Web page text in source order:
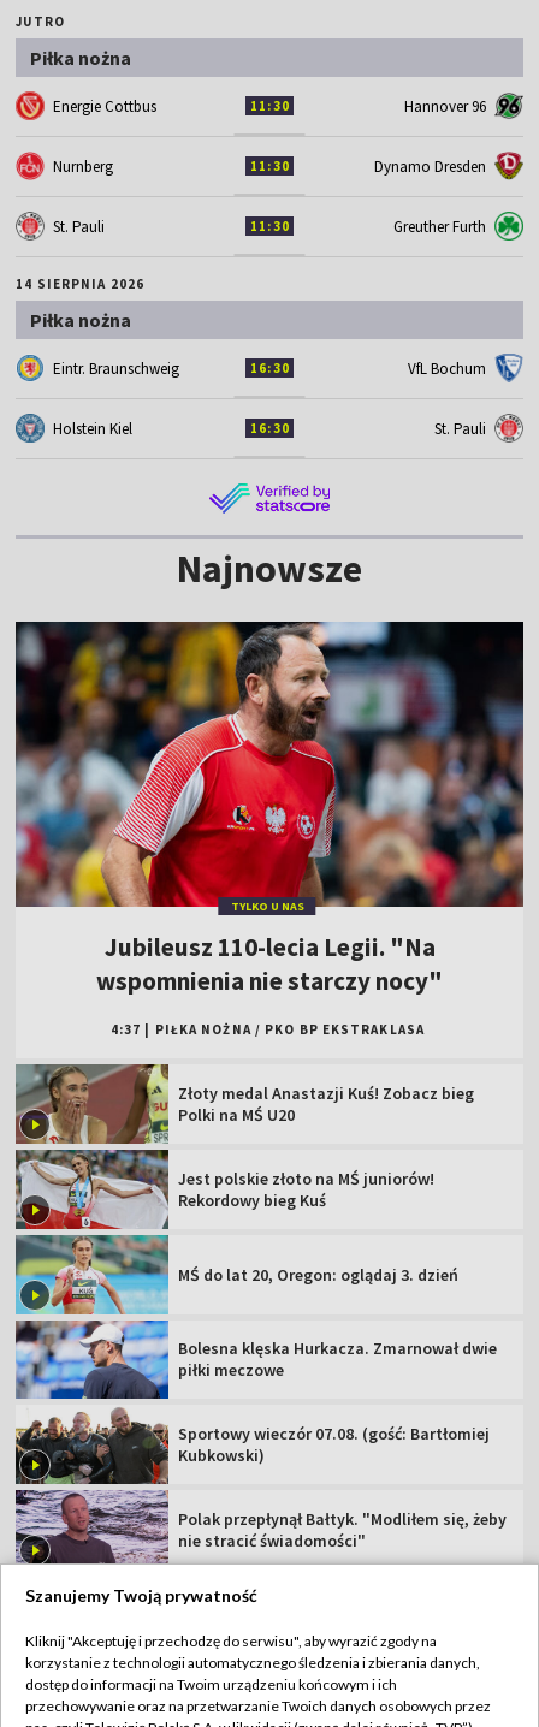
JUTRO
Piłka nożna
Energie Cottbus 11:30 Hannover 96
Nurnberg 11:30 Dynamo Dresden
St. Pauli 11:30 Greuther Furth
14 SIERPNIA 2026
Piłka nożna
Eintr. Braunschweig 16:30 VfL Bochum
Holstein Kiel 16:30 St. Pauli
Najnowsze
TYLKO U NAS
Jubileusz 110-lecia Legii. "Na
wspomnienia nie starczy nocy"
4:37 PIŁKA NOŻNA / PKO BP EKSTRAKLASA
Złoty medal Anastazji Kuś! Zobacz bieg
Polki na MŚ U20
Jest polskie złoto na MŚ juniorów!
Rekordowy bieg Kuś
MŚ do lat 20, Oregon: oglądaj 3. dzień
Bolesna klęska Hurkacza. Zmarnował dwie
piłki meczowe
Sportowy wieczór 07.08. (gość: Bartłomiej
Kubkowski)
Polak przepłynął Bałtyk. "Modliłem się, żeby
nie stracić świadomości"
TVP
Abonament TVP
Regulamin TVP
Szanujemy Twoją prywatność
Kliknij "Akceptuję i przechodzę do serwisu", aby wyrazić zgody na
korzystanie z technologii automatycznego śledzenia i zbierania danych,
dostęp do informacji na Twoim urządzeniu końcowym i ich
przechowywanie oraz na przetwarzanie Twoich danych osobowych przez